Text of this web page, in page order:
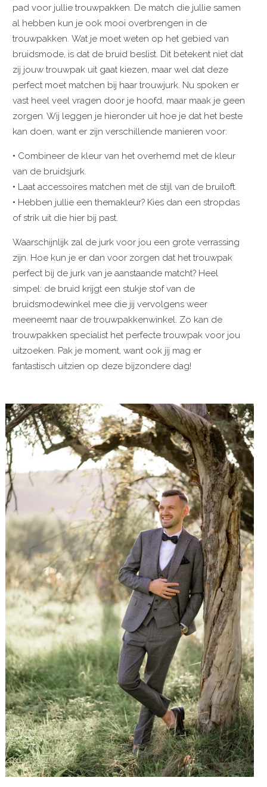
pad voor jullie trouwpakken. De match die jullie samen
al hebben kun je ook mooi overbrengen in de
trouwpakken. Wat je moet weten op het gebied van
bruidsmode, is dat de bruid beslist. Dit betekent niet dat
zij jouw trouwpak uit gaat kiezen, maar wel dat deze
perfect moet matchen bij haar trouwjurk. Nu spoken er
vast heel veel vragen door je hoofd, maar maak je geen
zorgen. Wij leggen je hieronder uit hoe je dat het beste
kan doen, want er zijn verschillende manieren voor:
• Combineer de kleur van het overhemd met de kleur
van de bruidsjurk.
• Laat accessoires matchen met de stijl van de bruiloft.
• Hebben jullie een themakleur? Kies dan een stropdas
of strik uit die hier bij past.
Waarschijnlijk zal de jurk voor jou een grote verrassing
zijn. Hoe kun je er dan voor zorgen dat het trouwpak
perfect bij de jurk van je aanstaande matcht? Heel
simpel: de bruid krijgt een stukje stof van de
bruidsmodewinkel mee die jij vervolgens weer
meeneemt naar de trouwpakkenwinkel. Zo kan de
trouwpakken specialist het perfecte trouwpak voor jou
uitzoeken. Pak je moment, want ook jij mag er
fantastisch uitzien op deze bijzondere dag!